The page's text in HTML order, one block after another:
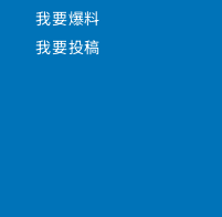
我要爆料
我要投稿